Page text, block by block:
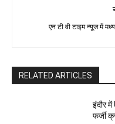
एन टी वी टाइम न्यूज में
RELATED ARTICLES
इंदौर
फर्जी